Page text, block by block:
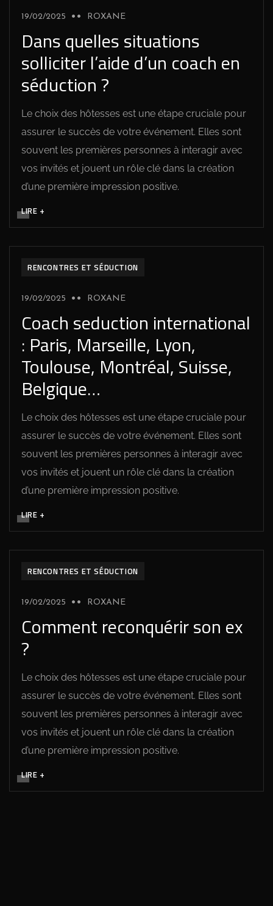
19/02/2025 ROXANE
Dans quelles situations
solliciter l’aide d’un coach en
séduction ?
Le choix des hôtesses est une étape cruciale pour
assurer le succès de votre événement. Elles sont
souvent les premières personnes à interagir avec
vos invités et jouent un rôle clé dans la création
d’une première impression positive.
LIRE +
RENCONTRES ET SÉDUCTION
19/02/2025 ROXANE
Coach seduction international
: Paris, Marseille, Lyon,
Toulouse, Montréal, Suisse,
Belgique…
Le choix des hôtesses est une étape cruciale pour
assurer le succès de votre événement. Elles sont
souvent les premières personnes à interagir avec
vos invités et jouent un rôle clé dans la création
d’une première impression positive.
LIRE +
RENCONTRES ET SÉDUCTION
19/02/2025 ROXANE
Comment reconquérir son ex
?
Le choix des hôtesses est une étape cruciale pour
assurer le succès de votre événement. Elles sont
souvent les premières personnes à interagir avec
vos invités et jouent un rôle clé dans la création
d’une première impression positive.
LIRE +